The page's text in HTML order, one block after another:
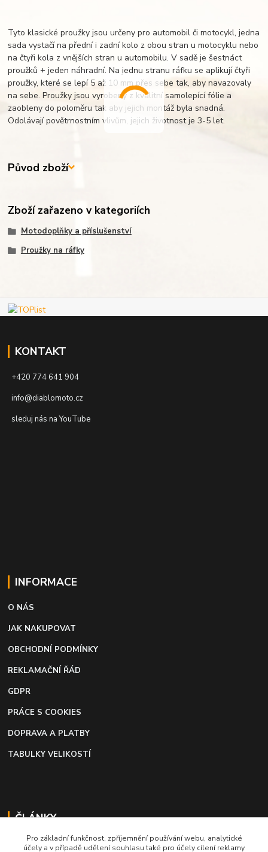
Tyto klasické proužky jsou určeny pro automobil či motocykl, jedna
sada vystačí na přední i zadní kolo z obou stran u motocyklu nebo
na čtyři kola z vnějších stran u automobilu. V sadě je šestnáct
proužků + jeden náhradní. Na jednu stranu ráfku se aplikují čtyři
proužky, které se lepí 5 až 10 mm přes sebe tak, aby navazovaly
na sebe. Proužky jsou vyrobeny z kvalitní samolepící fólie a
zaobleny do poloměru tak aby jejich montáž byla snadná.
Odolávají povětrnostním vlivům, jejich životnost je 3-5 let.
Původ zboží
Zboží zařazeno v kategoriích
Motodoplňky a příslušenství
Proužky na ráfky
KONTAKT
+420 774 641 904
info@diablomoto.cz
sleduj nás na YouTube
INFORMACE
O NÁS
JAK NAKUPOVAT
OBCHODNÍ PODMÍNKY
REKLAMAČNÍ ŘÁD
GDPR
PRÁCE S COOKIES
DOPRAVA A PLATBY
TABULKY VELIKOSTÍ
ČLÁNKY
Profi lepidlo na boty a kůži
Pro základní funkčnost, zpříjemnění používání webu, analytické
účely a v případě udělení souhlasu také pro účely cílení reklamy